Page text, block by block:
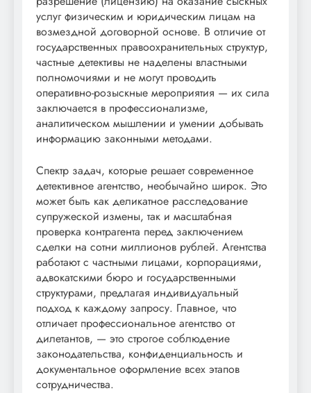
услуг физическим и юридическим лицам на
возмездной договорной основе. В отличие от
государственных правоохранительных структур,
частные детективы не наделены властными
полномочиями и не могут проводить
оперативно-розыскные мероприятия — их сила
заключается в профессионализме,
аналитическом мышлении и умении добывать
информацию законными методами.
Спектр задач, которые решает современное
детективное агентство, необычайно широк. Это
может быть как деликатное расследование
супружеской измены, так и масштабная
проверка контрагента перед заключением
сделки на сотни миллионов рублей. Агентства
работают с частными лицами, корпорациями,
адвокатскими бюро и государственными
структурами, предлагая индивидуальный
подход к каждому запросу. Главное, что
отличает профессиональное агентство от
дилетантов, — это строгое соблюдение
законодательства, конфиденциальность и
документальное оформление всех этапов
сотрудничества.